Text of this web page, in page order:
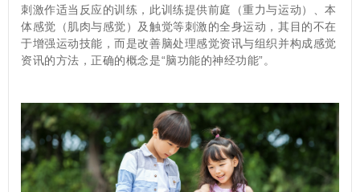
刺激作适当反应的训练，此训练提供前庭（重力与运动）、本
体感觉（肌肉与感觉）及触觉等刺激的全身运动，其目的不在
于增强运动技能，而是改善脑处理感觉资讯与组织并构成感觉
资讯的方法，正确的概念是“脑功能的神经功能”。